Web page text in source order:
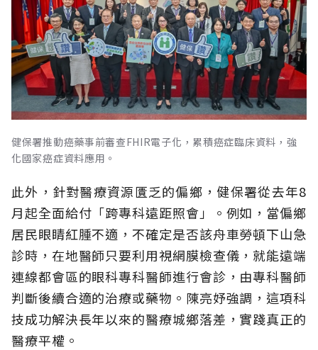
健保署推動癌藥事前審查FHIR電子化，累積癌症臨床資料，強
化國家癌症資料應用。
此外，針對醫療資源匱乏的偏鄉，健保署從去年8
月起全面給付「跨專科遠距照會」。例如，當偏鄉
居民眼睛紅腫不適，不確定是否該舟車勞頓下山急
診時，在地醫師只要利用視網膜檢查儀，就能遠端
連線都會區的眼科專科醫師進行會診，由專科醫師
判斷後續合適的治療或藥物。陳亮妤強調，這項科
技成功解決長年以來的醫療城鄉落差，實踐真正的
醫療平權。